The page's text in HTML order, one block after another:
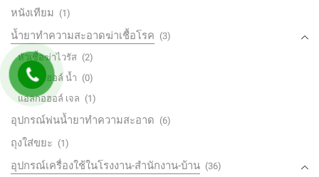
หนังเทียม (1)
น้ำยาทำความสะอาดฆ่าเชื้อโรค (3)
หัวเชื้อฆ่าไวรัส (2)
แอลกอฮอล์ น้ำ (0)
แอลกอฮอล์ เจล (1)
อุปกรณ์พ่นน้ำยาทำความสะอาด (6)
ถุงใส่ขยะ (1)
อุปกรณ์เครื่องใช้ในโรงงาน-สำนักงาน-บ้าน (36)